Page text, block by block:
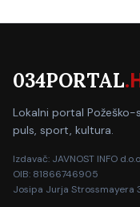
034PORTAL
Lokalni portal Požeško-
puls, sport, kultura.
Izdavač: JAVNOST INFO
OIB: 81866746905
Josipa Jurja Strossmayera